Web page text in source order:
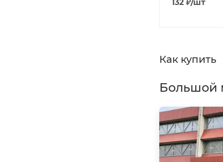
132₽/шт
Как купить
Большой